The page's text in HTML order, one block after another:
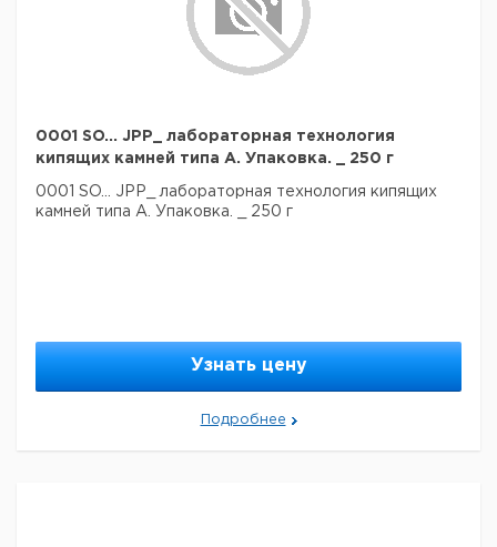
0001 SO... JPP_ лабораторная технология
кипящих камней типа А. Упаковка. _ 250 г
0001 SO... JPP_ лабораторная технология кипящих
камней типа А. Упаковка. _ 250 г
Узнать цену
Подробнее